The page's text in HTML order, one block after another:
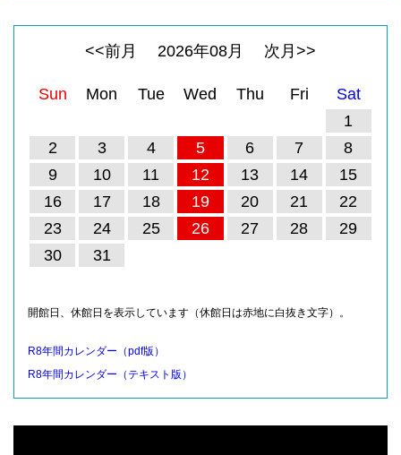
<<前月 2026年08月 次月>>
Sun Mon Tue Wed Thu Fri
Sat
1
2
3 4 5 6 7
8
9
10 11 12 13 14
15
16
17 18 19 20 21
22
23
24 25 26 27 28
29
30
31
開館日、休館日を表示しています（休館日は赤地に白抜き文字）。
R8年間カレンダー（pdf版）
R8年間カレンダー（テキスト版）